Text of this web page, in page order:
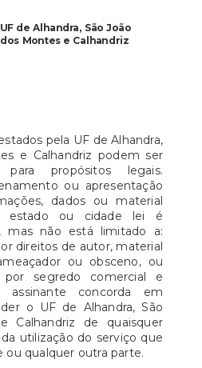
UF de Alhandra, São João
dos Montes e Calhandriz
pela UF de Alhandra,
e Calhandriz podem ser
para propósitos legais.
ou apresentação
dados ou material
estado ou cidade lei é
mas não está limitado a:
direitos de autor, material
ou obsceno, ou
por segredo comercial e
concorda em
o UF de Alhandra, São
Calhandriz de quaisquer
utilização do serviço que
ou qualquer outra parte.